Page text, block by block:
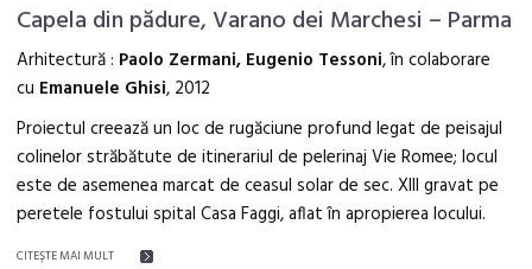
Capela din pădure, Varano dei Marchesi – Parma
Arhitectură : Paolo Zermani, Eugenio Tessoni, în colaborare
cu Emanuele Ghisi, 2012
Proiectul creează un loc de rugăciune profund legat de peisajul
colinelor străbătute de itinerariul de pelerinaj Vie Romee; locul
este de asemenea marcat de ceasul solar de sec. XIII gravat pe
peretele fostului spital Casa Faggi, aflat în apropierea locului.
CITEŞTE MAI MULT